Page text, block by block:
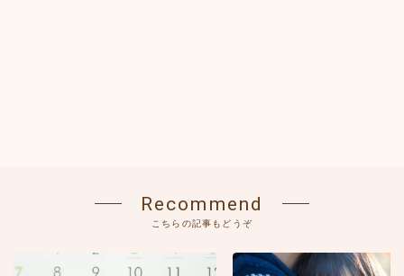
Recommend
こちらの記事もどうぞ